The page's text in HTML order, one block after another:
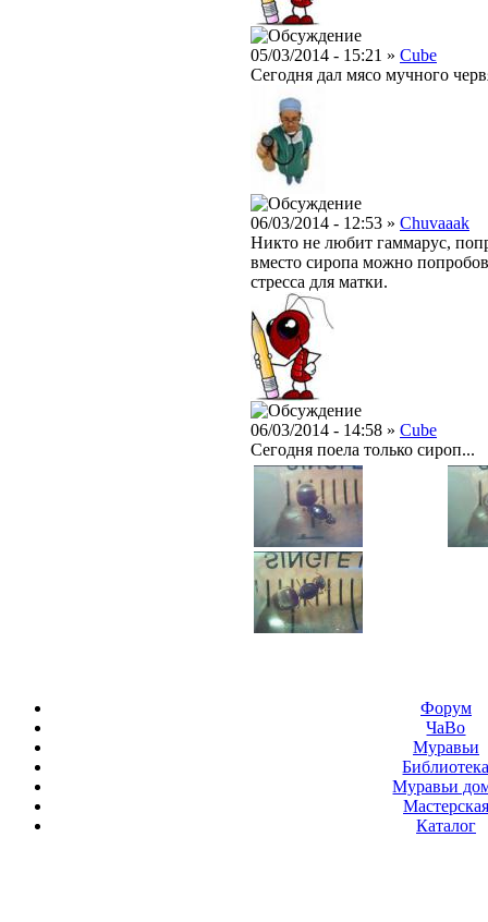
05/03/2014 - 15:21 » Cube
Сегодня дал мясо мучного
06/03/2014 - 12:53 » Chuvaaak
Никто не любит гаммарус,
вместо сиропа можно
стресса для матки.
06/03/2014 - 14:58 » Cube
Сегодня поела только сироп...
Форум
ЧаВо
Муравьи
Муравьи
Мастерская
Каталог